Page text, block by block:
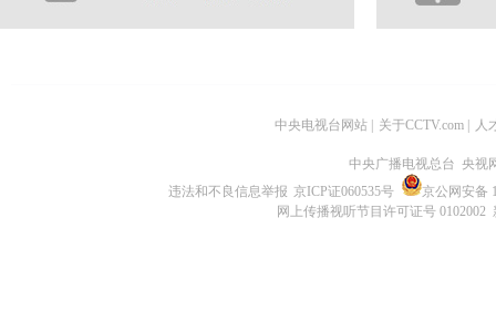
中央电视台网站 关于CCTV.com 人
中央广播电视总台 央视
违法和不良信息举报 京ICP证060535号
京公网安备
网上传播视听节目许可证号 0102002